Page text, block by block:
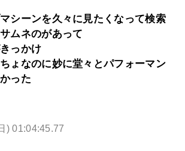
シーンを久々に見たくなって検索
ムネのがあって
っかけ
ょなのに妙に堂々とパフォーマン
った
) 01:04:45.77